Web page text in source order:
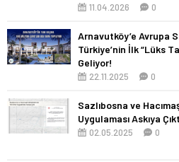
11.04.2026 0
Arnavutköy’e Avrupa
Türkiye’nin İlk “Lüks
Geliyor!
22.11.2025 0
Sazlıbosna ve
Uygulaması Askıya
02.05.2025 0